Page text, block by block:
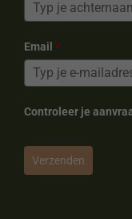
Email *
Controleer je
Verzenden